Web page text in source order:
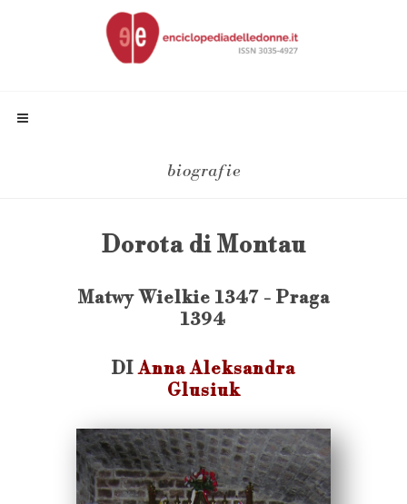
biografie
Dorota di Montau
Matwy Wielkie 1347 - Praga
1394
DIAnna Aleksandra
Glusiuk